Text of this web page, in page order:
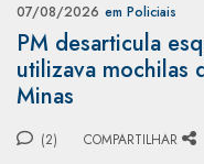
07/08/2026 em Policiais
PM desarticula
utilizava mochilas
Minas
(2) COMPARTILHAR